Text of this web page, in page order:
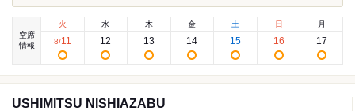
空席
情報
火
8/11
水
12
木
13
金
14
土
15
日
16
月
17
USHIMITSU NISHIAZABU